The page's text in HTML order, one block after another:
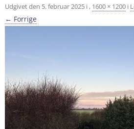
Udgivet den 5. februar 2025 i , 1600 × 1200 i
← Forrige